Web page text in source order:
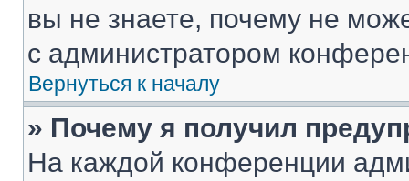
вы не знаете, почему не
с администратором
Вернуться к началу
» Почему я получил
На каждой конференции